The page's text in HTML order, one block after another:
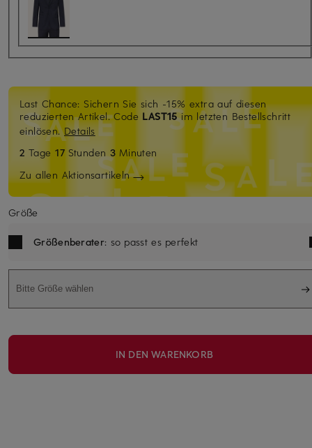
Last Chance: Sichern Sie sich -15% extra auf diesen
reduzierten Artikel. Code LAST15im letzten Bestellschritt
einlösen.Details
2 Tage17 Stunden 3 Minuten
Zu allen Aktionsartikeln
Größe
Größenberater: so passt es perfekt
Bitte Größe wählen
IN DEN WARENKORB